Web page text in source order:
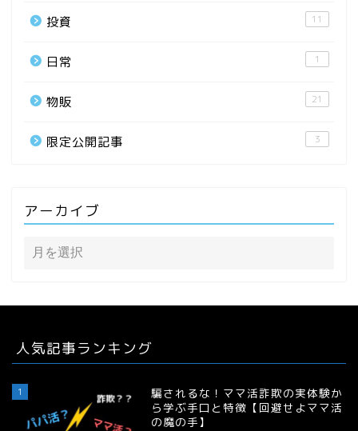
投資 11
日常 1
物販 21
限定公開記事 3
アーカイブ
人気記事ランキング
1
騙されるな！ママ活詐欺の実体験か
ら学ぶ手口と特徴【回避せよママ活
の魔の手】